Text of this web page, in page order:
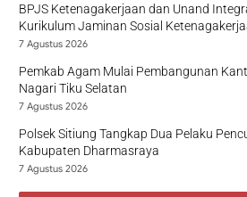
BPJS Ketenagakerjaan dan Unand
Kurikulum Jaminan Sosial
7 Agustus 2026
Pemkab Agam Mulai Pembangunan
Nagari Tiku Selatan
7 Agustus 2026
Polsek Sitiung Tangkap Dua Pelaku
Kabupaten Dharmasraya
7 Agustus 2026